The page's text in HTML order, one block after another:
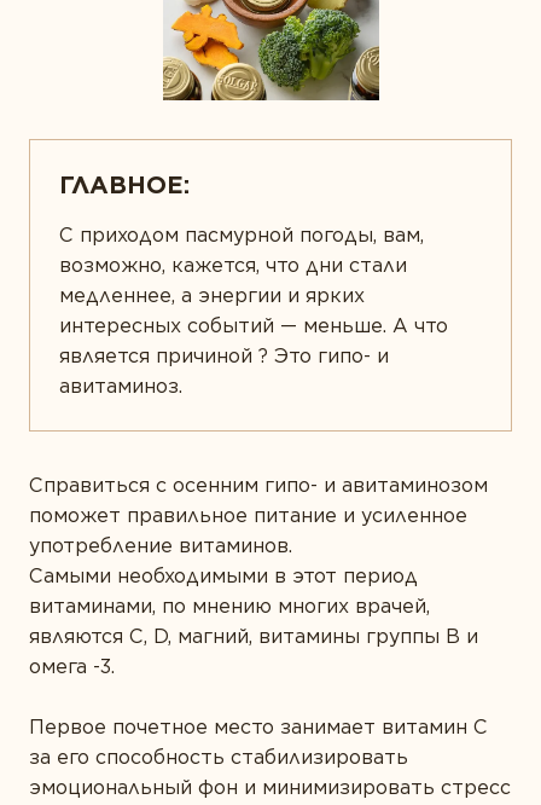
Забота о сердце
Защита зрения
Мужское здоровье
Печень под защитой
Поддержка здоровья ЖКТ
Правильное пищеварение
Спорт и фитнес
ТИПЫ ПРОДУКТА
Белки и аминокислоты
Витамины
Комплексы
Коэнзим
ЗОЛОТОЙ СТАНДАРТ
КОНТАКТЫ
НОВОСТИ КОМПАНИИ
МНЕНИЕ ЭКСПЕРТА
СТАТЬИ
ГЛАВНОЕ:
С приходом пасмурной погоды, вам,
возможно, кажется, что дни стали
медленнее, а энергии и ярких
интересных событий — меньше. А что
является причиной ? Это гипо- и
авитаминоз.
Справиться с осенним гипо- и авитаминозом
поможет правильное питание и усиленное
употребление витаминов.
Самыми необходимыми в этот период
витаминами, по мнению многих врачей,
являются C, D, магний, витамины группы В и
омега -3.
Первое почетное место занимает витамин C
за его способность стабилизировать
эмоциональный фон и минимизировать стресс